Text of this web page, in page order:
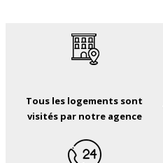
Tous les logements sont
visités par notre agence